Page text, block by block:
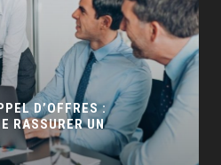
INCONTOURNABLE POUR